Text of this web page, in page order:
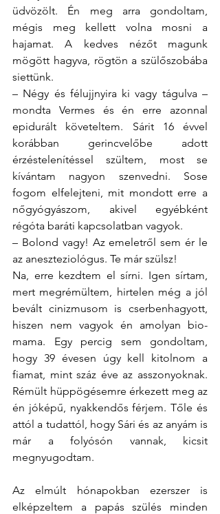
üdvözölt. Én meg arra gondoltam,
mégis meg kellett volna mosni a
hajamat. A kedves nézőt magunk
mögött hagyva, rögtön a szülőszobába
siettünk.
– Négy és félujjnyira ki vagy tágulva –
mondta Vermes és én erre azonnal
epidurált követeltem. Sárit 16 évvel
korábban gerincvelőbe adott
érzéstelenítéssel szültem, most se
kívántam nagyon szenvedni. Sose
fogom elfelejteni, mit mondott erre a
nőgyógyászom, akivel egyébként
régóta baráti kapcsolatban vagyok.
– Bolond vagy! Az emeletről sem ér le
az aneszteziológus. Te már szülsz!
Na, erre kezdtem el sírni. Igen sírtam,
mert megrémültem, hirtelen még a jól
bevált cinizmusom is cserbenhagyott,
hiszen nem vagyok én amolyan bio-
mama. Egy percig sem gondoltam,
hogy 39 évesen úgy kell kitolnom a
fiamat, mint száz éve az asszonyoknak.
Rémült hüppögésemre érkezett meg az
én jóképű, nyakkendős férjem. Tőle és
attól a tudattól, hogy Sári és az anyám is
már a folyósón vannak, kicsit
megnyugodtam.
Az elmúlt hónapokban ezerszer is
elképzeltem a papás szülés minden